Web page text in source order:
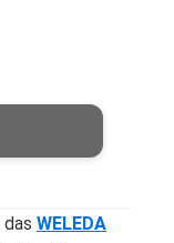
das WELEDA